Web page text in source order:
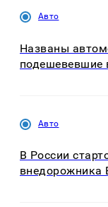
Авто
Названы
подешевевшие
Авто
В России
внедорожника